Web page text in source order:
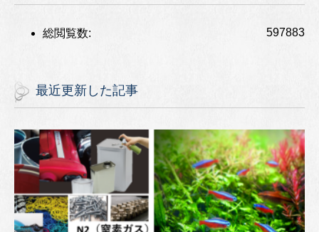
597883
総閲覧数:
最近更新した記事